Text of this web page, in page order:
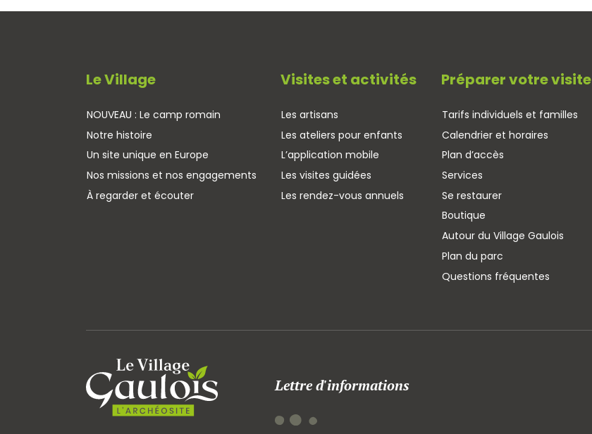
Le Village
NOUVEAU : Le camp romain
Notre histoire
Un site unique en Europe
Nos missions et nos engagements
À regarder et écouter
Visites et activités
Les artisans
Les ateliers pour enfants
L’application mobile
Les visites guidées
Les rendez-vous annuels
Préparer votre visite
Tarifs individuels et familles
Calendrier et horaires
Plan d’accès
Services
Se restaurer
Boutique
Autour du Village Gaulois
Plan du parc
Questions fréquentes
Lettre d'informations